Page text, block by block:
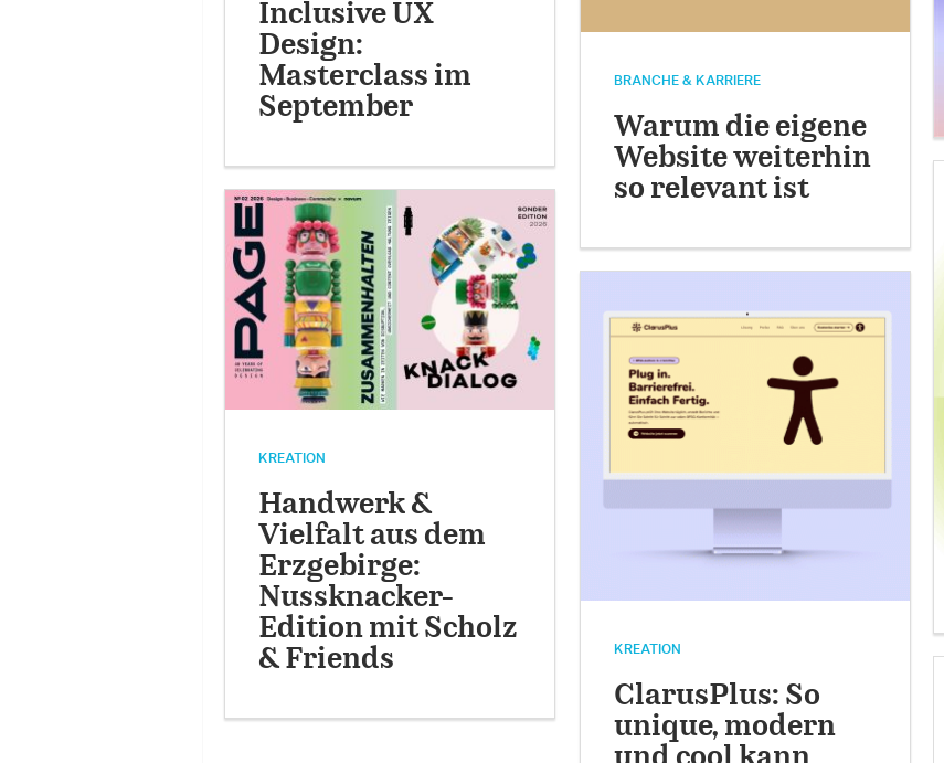
Inclusive UX
Design:
Masterclass im
September
BRANCHE & KARRIERE
Warum die eigene
Website weiterhin
so relevant ist
KREATION
Handwerk &
Vielfalt aus dem
Erzgebirge:
Nussknacker-
Edition mit Scholz
& Friends
KREATION
ClarusPlus: So
unique, modern